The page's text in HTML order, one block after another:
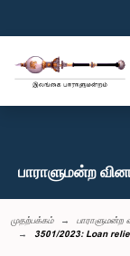
பாராளுமன்ற
முதற்பக்கம்
பாராளுமன்ற
3501/2023: Loan